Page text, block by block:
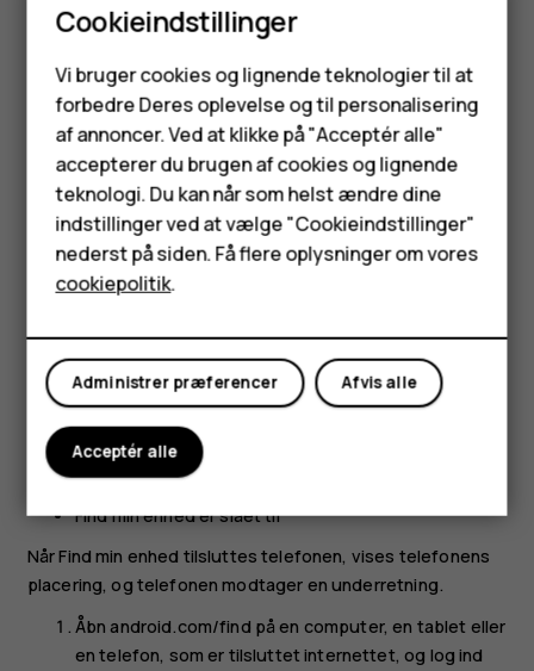
Smartphones
Feature-telefoner
Tilbehør
HMD Terra M
Tablets
Min konto
IMEI-nummeret kan også ses på den originale salgsæske.
Find eller lås telefonen
Hvis du mister telefonen, kan du måske finde den igen,
låse den eller eksternt rydde indholdet, hvis du er logget
ind på en Google-konto. Find min enhed er som standard
aktiveret på telefoner, som er tilknyttet en Google-konto.
Hvis du vil bruge Find min enhed, skal din mistede telefon
være:
Forbundet til mobildata eller Wi-Fi
Synlig på Google Play
Placering slået til
Find min enhed er slået til
Når Find min enhed tilsluttes telefonen, vises telefonens
placering, og telefonen modtager en underretning.
Åbn android.com/find på en computer, en tablet eller
en telefon, som er tilsluttet internettet, og log ind
Cookieindstillinger
Vi bruger cookies og lignende teknologier til at
forbedre Deres oplevelse og til personalisering
af annoncer. Ved at klikke på "Acceptér alle"
accepterer du brugen af cookies og lignende
teknologi. Du kan når som helst ændre dine
indstillinger ved at vælge "Cookieindstillinger"
nederst på siden. Få flere oplysninger om vores
cookiepolitik.
Afvis alle
Administrer præferencer
Acceptér alle